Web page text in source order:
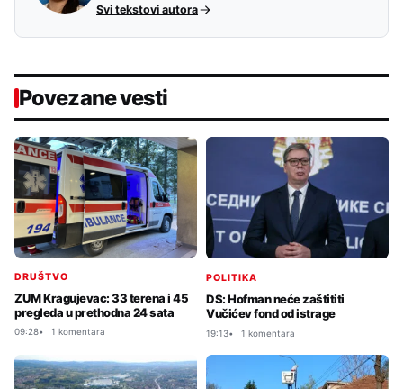
Svi tekstovi autora
Povezane vesti
DRUŠTVO
ZUM Kragujevac: 33 terena i 45
pregleda u prethodna 24 sata
09:28 1 komentara
POLITIKA
DS: Hofman neće zaštititi
Vučićev fond od istrage
19:13 1 komentara